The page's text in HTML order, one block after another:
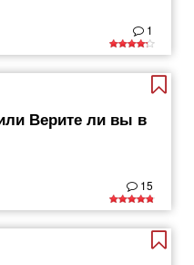
1
Верите ли вы в
15